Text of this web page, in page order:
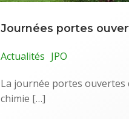
Journées portes
Actualités JPO
La journée portes ouvertes
chimie […]